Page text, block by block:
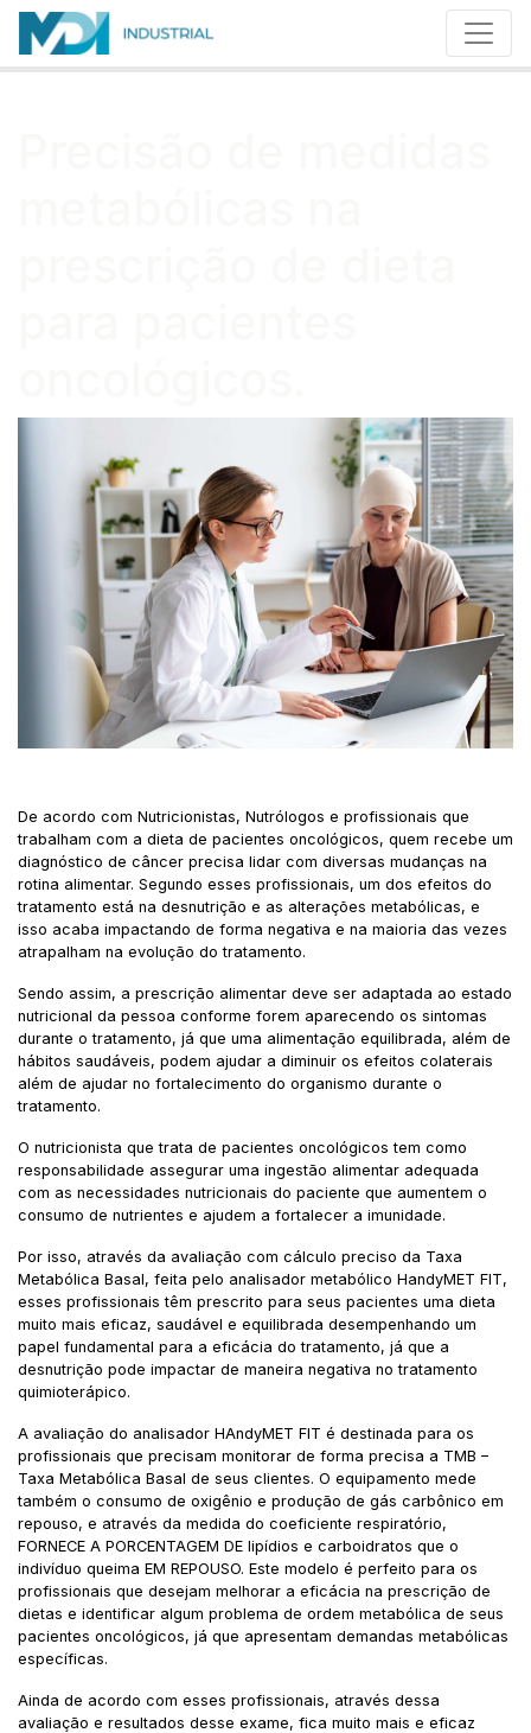
De acordo com Nutricionistas, Nutrólogos e profissionais que
trabalham com a dieta de pacientes oncológicos, quem recebe um
diagnóstico de câncer precisa lidar com diversas mudanças na
rotina alimentar. Segundo esses profissionais, um dos efeitos do
tratamento está na desnutrição e as alterações metabólicas, e
isso acaba impactando de forma negativa e na maioria das vezes
atrapalham na evolução do tratamento.
Sendo assim, a prescrição alimentar deve ser adaptada ao estado
nutricional da pessoa conforme forem aparecendo os sintomas
durante o tratamento, já que uma alimentação equilibrada, além de
hábitos saudáveis, podem ajudar a diminuir os efeitos colaterais
além de ajudar no fortalecimento do organismo durante o
tratamento.
O nutricionista que trata de pacientes oncológicos tem como
responsabilidade assegurar uma ingestão alimentar adequada
com as necessidades nutricionais do paciente que aumentem o
consumo de nutrientes e ajudem a fortalecer a imunidade.
Por isso, através da avaliação com cálculo preciso da Taxa
Metabólica Basal, feita pelo analisador metabólico HandyMET FIT,
esses profissionais têm prescrito para seus pacientes uma dieta
muito mais eficaz, saudável e equilibrada desempenhando um
papel fundamental para a eficácia do tratamento, já que a
desnutrição pode impactar de maneira negativa no tratamento
quimioterápico.
A avaliação do analisador HAndyMET FIT é destinada para os
profissionais que precisam monitorar de forma precisa a TMB –
Taxa Metabólica Basal de seus clientes. O equipamento mede
também o consumo de oxigênio e produção de gás carbônico em
repouso, e através da medida do coeficiente respiratório,
FORNECE A PORCENTAGEM DE lipídios e carboidratos que o
indivíduo queima EM REPOUSO. Este modelo é perfeito para os
profissionais que desejam melhorar a eficácia na prescrição de
dietas e identificar algum problema de ordem metabólica de seus
pacientes oncológicos, já que apresentam demandas metabólicas
específicas.
Ainda de acordo com esses profissionais, através dessa
avaliação e resultados desse exame, fica muito mais e eficaz